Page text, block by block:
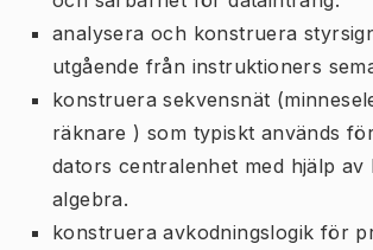
analysera och konstruera
utgående från instruktioners
konstruera sekvensnät
räknare ) som typiskt används
dators centralenhet med hjälp av
algebra.
konstruera avkodningslogik för